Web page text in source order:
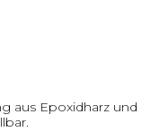
aus Epoxidharz und